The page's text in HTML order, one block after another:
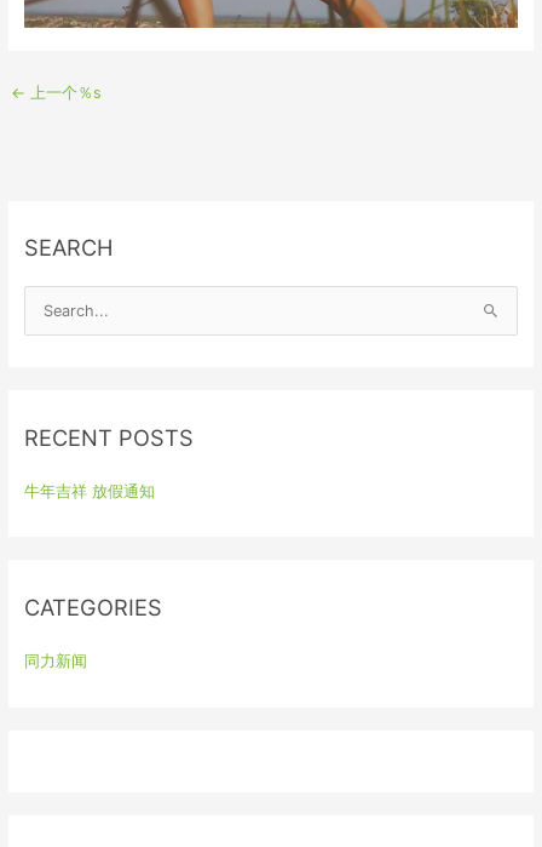
← 上一个％s
SEARCH
c
f
RECENT POSTS
牛年吉祥 放假通知
CATEGORIES
同力新闻